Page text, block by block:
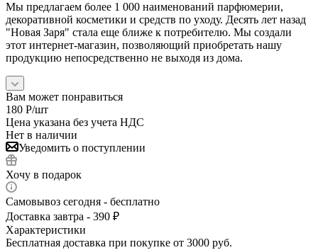
Мы предлагаем более 1 000 наименований парфюмерии,
декоративной косметики и средств по уходу. Десять лет назад
"Новая Заря" стала еще ближе к потребителю. Мы создали
этот интернет-магазин, позволяющий приобретать нашу
продукцию непосредственно не выходя из дома.
Вам может понравиться
180 Р/шт
Цена указана без учета НДС
Нет в наличии
Уведомить о поступлении
Хочу в подарок
Самовывоз сегодня - бесплатно
Доставка завтра - 390 ₽
Характеристики
Бесплатная доставка при покупке от 3000 руб.